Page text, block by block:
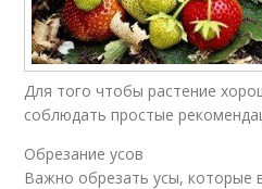
Для того чтобы растение
соблюдать простые
Обрезание усов
Важно обрезать усы, которые